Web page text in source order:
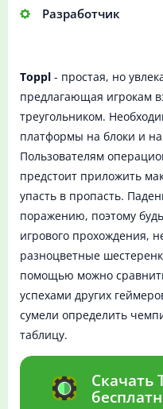
Разработчик
Toppl - простая, но
предлагающая игрокам
треугольником.
платформы на блоки и
Пользователям
предстоит приложить
упасть в пропасть.
поражению, поэтому
игрового прохождения,
разноцветные
помощью можно
успехами других
сумели определить
таблицу.
Скачать